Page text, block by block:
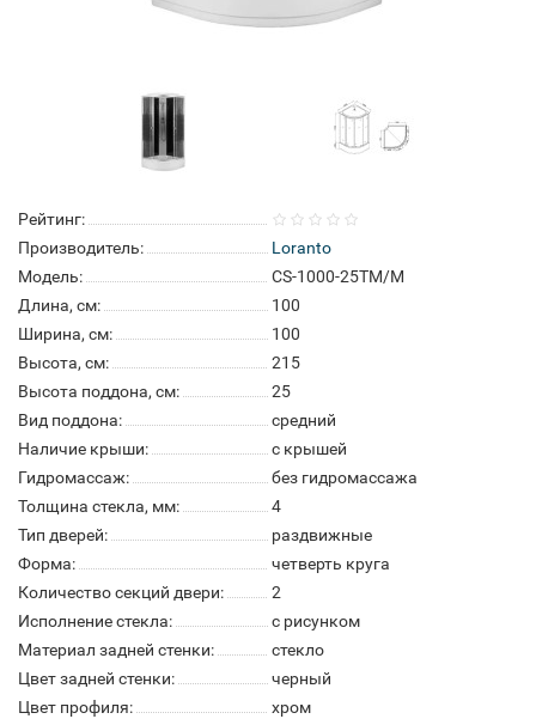
Рейтинг:
Производитель:
Loranto
Модель:
CS-1000-25TM/M
Длина, см:
100
Ширина, см:
100
Высота, см:
215
Высота поддона, см:
25
Вид поддона:
средний
Наличие крыши:
с крышей
Гидромассаж:
без гидромассажа
Толщина стекла, мм:
4
Тип дверей:
раздвижные
Форма:
четверть круга
Количество секций двери:
2
Исполнение стекла:
с рисунком
Материал задней стенки:
стекло
Цвет задней стенки:
черный
Цвет профиля:
хром